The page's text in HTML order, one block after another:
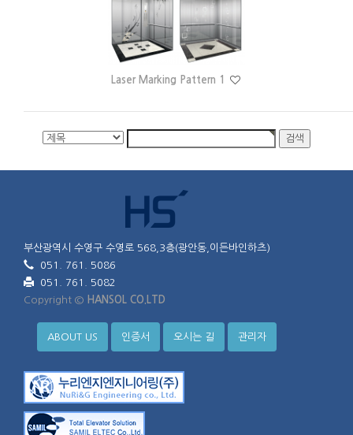
Laser Marking Pattern 1
부산광역시 수영구 수영로 568,3층(광안동,이든바인하츠)
051. 761. 5086
051. 761. 5082
Copyright © HANSOL CO.LTD
ABOUT US 인증서 오시는 길 관리자